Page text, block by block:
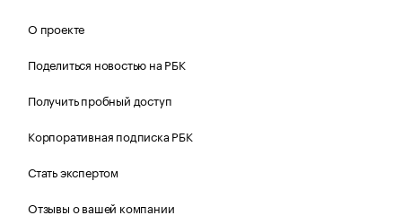
О проекте
Поделиться новостью на РБК
Получить пробный доступ
Корпоративная подписка РБК
Стать экспертом
Отзывы о вашей компании